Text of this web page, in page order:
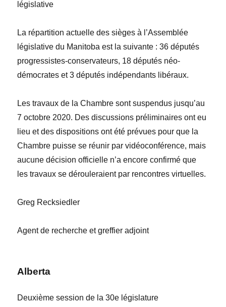
législative
La répartition actuelle des sièges à l’Assemblée
législative du Manitoba est la suivante : 36 députés
progressistes-conservateurs, 18 députés néo-
démocrates et 3 députés indépendants libéraux.
Les travaux de la Chambre sont suspendus jusqu’au
7 octobre 2020. Des discussions préliminaires ont eu
lieu et des dispositions ont été prévues pour que la
Chambre puisse se réunir par vidéoconférence, mais
aucune décision officielle n’a encore confirmé que
les travaux se dérouleraient par rencontres virtuelles.
Greg Recksiedler
Agent de recherche etgreffier adjoint
Alberta
Deuxième session de la 30e législature